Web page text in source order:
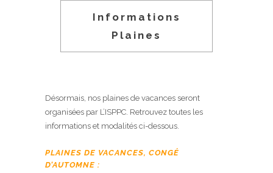
Informations
Plaines
Désormais, nos plaines de vacances seront
organisées par L’ISPPC. Retrouvez toutes les
informations et modalités ci-dessous.
PLAINES DE VACANCES, CONGÉ
D’AUTOMNE :